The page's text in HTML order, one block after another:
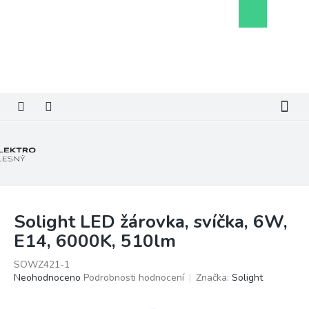
košík
Solight LED žárovka, svíčka, 6W,
E14, 6000K, 510lm
SOWZ421-1
Průměrné
Neohodnoceno Podrobnosti hodnocení Značka: Solight